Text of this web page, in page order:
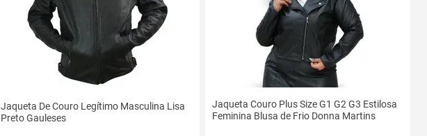
Jaqueta De Couro Legítimo Masculina Lisa
Preto Gauleses
Jaqueta Couro Plus Size G1 G2 G3 Estilosa
Feminina Blusa de Frio Donna Martins